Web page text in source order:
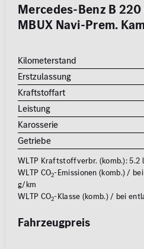
Mercedes-Benz B
MBUX Navi-Prem.
Kilometerstand
Erstzulassung
Kraftstoffart
Leistung
Karosserie
Getriebe
WLTP Kraftstoffverbr. (komb.): 5.2
WLTP CO2-Emissionen (komb.) /
g/km
WLTP CO2-Klasse (komb.) / bei
Fahrzeugpreis